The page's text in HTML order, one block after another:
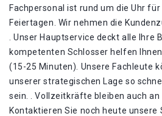
Fachpersonal ist rund um die Uhr für
Feiertagen. Wir nehmen die
. Unser Hauptservice deckt alle Ihre
kompetenten Schlosser helfen
(15-25 Minuten). Unsere Fachleute
unserer strategischen Lage so
sein. . Vollzeitkräfte bleiben auch an
Kontaktieren Sie noch heute unsere